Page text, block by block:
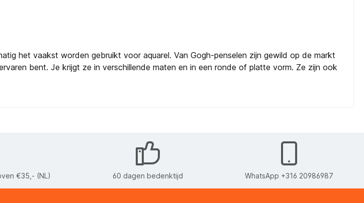
het vaakst worden gebruikt voor aquarel. Van Gogh-penselen zijn gewild op de markt
bent. Je krijgt ze in verschillende maten en in een ronde of platte vorm. Ze zijn ook
€35,- (NL) 60 dagen bedenktijd WhatsApp +316 20986987